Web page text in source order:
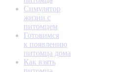
Симулятор
жизни с
питомцем
Готовимся
к появлению
питомца дома
Как взять